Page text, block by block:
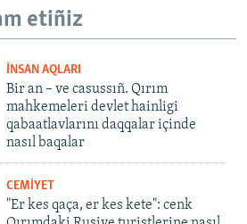
etiñiz
İNSAN AQLARI
Bir an – ve casussıñ. Qırım
mahkemeleri devlet hainligi
qabaatlavlarını daqqalar içinde
nasıl baqalar
CEMİYET
"Er kes qaça, er kes kete": cenk